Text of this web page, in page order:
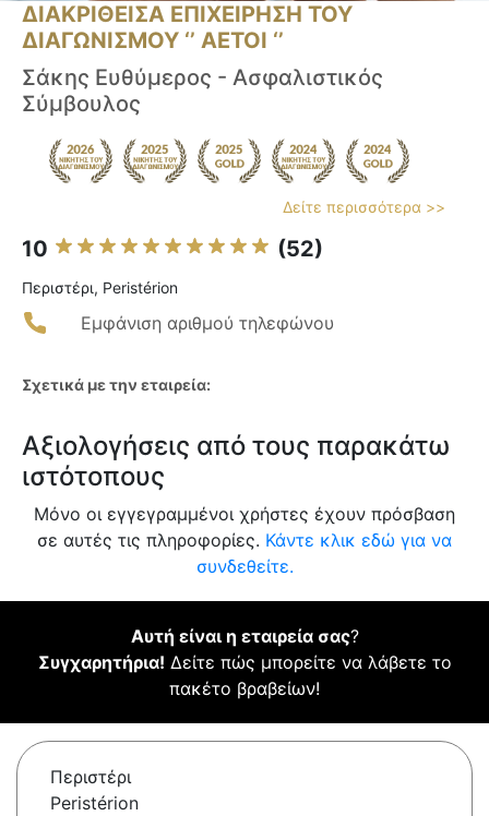
ΔΙΑΚΡΙΘΕΙΣΑ ΕΠΙΧΕΙΡΗΣΗ ΤΟΥ
ΔΙΑΓΩΝΙΣΜΟΥ ‘’ ΑΕΤΟΙ ‘’
Σάκης Ευθύμερος - Ασφαλιστικός
Σύμβουλος
Δείτε περισσότερα >>
10 (52)
Περιστέρι, Peristérion
Εμφάνιση αριθμού τηλεφώνου
Σχετικά με την εταιρεία:
Αξιολογήσεις από τους παρακάτω
ιστότοπους
Μόνο οι εγγεγραμμένοι χρήστες έχουν πρόσβαση
σε αυτές τις πληροφορίες. Κάντε κλικ εδώ για να
συνδεθείτε.
Αυτή είναι η εταιρεία σας?
Συγχαρητήρια! Δείτε πώς μπορείτε να λάβετε το
πακέτο βραβείων!
Περιστέρι
Peristérion